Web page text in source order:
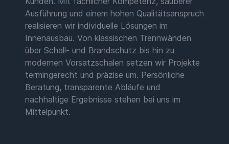
Ausführung und einem hohen Qualitätsanspruch
realisieren wir individuelle Lösungen im
Innenausbau. Von klassischen Trennwänden
über Schall- und Brandschutz bis hin zu
modernen Vorsatzschalen setzen wir Projekte
termingerecht und präzise um. Persönliche
Beratung, transparente Abläufe und
nachhaltige Ergebnisse stehen bei uns im
Mittelpunkt.